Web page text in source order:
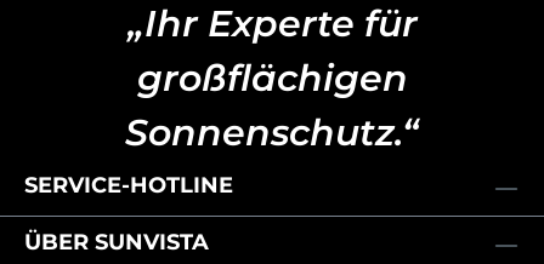
„Ihr Experte für
großflächigen
Sonnenschutz.“
SERVICE-HOTLINE
ÜBER SUNVISTA